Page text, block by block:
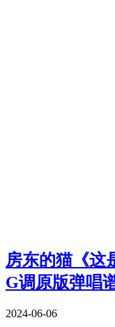
房东的猫《这
G调原版弹唱
2024-06-06